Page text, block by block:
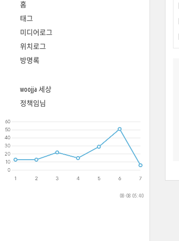
홈
태그
미디어로그
위치로그
방명록
woojja 세상
정책임님
08-08 05:40